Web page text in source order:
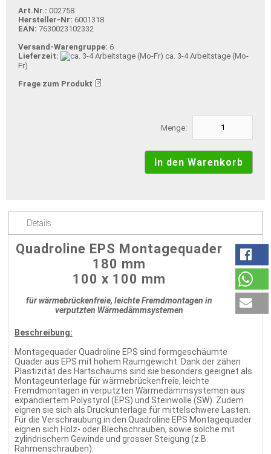
Art.Nr.: 002758
Hersteller-Nr: 6001318
EAN: 7630023102332
Versand-Warengruppe: 6
Lieferzeit:
ca. 3-4 Arbeitstage (Mo-
Fr)
Frage zum Produkt
Menge:
Details
Quadroline EPS Montagequader
180 mm
100 x 100 mm
für wärmebrückenfreie, leichte Fremdmontagen in
verputzten Wärmedämmsystemen
Beschreibung:
Montagequader Quadroline EPS sind formgeschäumte
Quader aus EPS mit hohem Raumgewicht. Dank der zähen
Plastizität des Hartschaums sind sie besonders geeignet als
Montageunterlage für wärmebrückenfreie, leichte
Fremdmontagen in verputzten Wärmedämmsystemen aus
expandiertem Polystyrol (EPS) und Steinwolle (SW). Zudem
eignen sie sich als Druckunterlage für mittelschwere Lasten.
Für die Verschraubung in den Quadroline EPS Montagequader
eignen sich Holz- oder Blechschrauben, sowie solche mit
zylindrischem Gewinde und grosser Steigung (z.B.
Rahmenschrauben).